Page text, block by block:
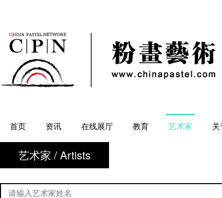
首页 资讯 在线展厅 教育 艺术家
艺术家 / Artists